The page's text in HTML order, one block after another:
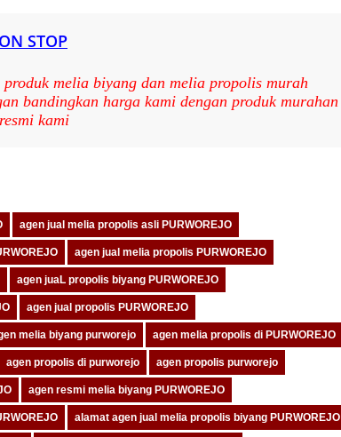
STOP
melia biyang dan melia propolis murah
bandingkan harga kami dengan produk murahan
kami
agen jual melia propolis asli PURWOREJO
agen jual melia propolis PURWOREJO
agen juaL propolis biyang PURWOREJO
agen jual propolis PURWOREJO
melia biyang purworejo agen melia propolis di PURWOREJO
agen propolis di purworejo agen propolis purworejo
agen resmi melia biyang PURWOREJO
alamat agen jual melia propolis biyang PURWOREJO